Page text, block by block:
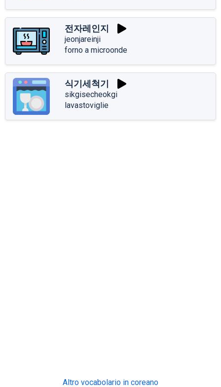
전자레인지
jeonjareinji
forno a microonde
식기세척기
sikgisecheokgi
lavastoviglie
Altro vocabolario in coreano